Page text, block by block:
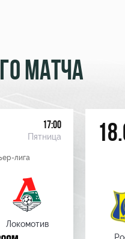
МАТЧА
17:00
Пятница
лига
Локомотив